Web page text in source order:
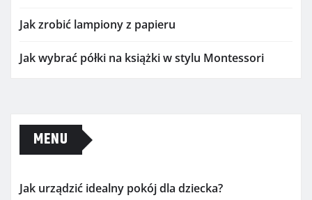
Jak zrobić lampiony z papieru
Jak wybrać półki na książki w stylu Montessori
MENU
Jak urządzić idealny pokój dla dziecka?